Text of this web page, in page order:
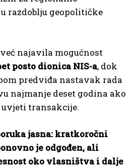
razdoblju geopolitičke
već najavila mogućnost
posto dionica NIS-a, dok
predviđa nastavak rada
najmanje deset godina ako
transakcije.
jasna: kratkoročni
je odgođen, ali
oko vlasništva i dalje